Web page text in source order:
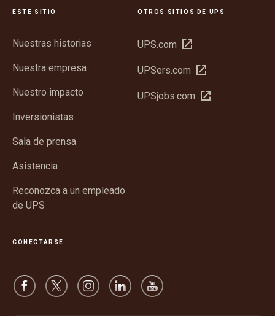
ESTE SITIO
Nuestras historias
Nuestra empresa
Nuestro impacto
Inversionistas
Sala de prensa
Asistencia
Reconozca a un empleado
de UPS
OTROS SITIOS DE UPS
UPS.com Abrir
una
nueva
UPSers.com Abrir
una
UPSjobs.com Abrir
CONECTARSE